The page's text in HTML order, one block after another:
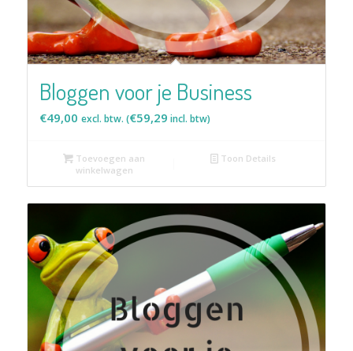
Bloggen voor je Business
€49,00 excl. btw. (€59,29 incl. btw)
Toevoegen aan
winkelwagen
Toon Details